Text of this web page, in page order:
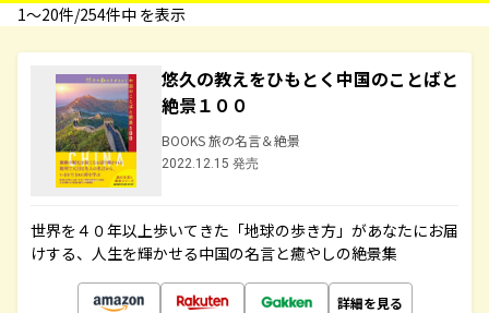
1〜20件/254件中 を表示
悠久の教えをひもとく中国のことばと
絶景１００
BOOKS 旅の名言＆絶景
2022.12.15 発売
世界を４０年以上歩いてきた「地球の歩き方」があなたにお届
けする、人生を輝かせる中国の名言と癒やしの絶景集
詳細を見る